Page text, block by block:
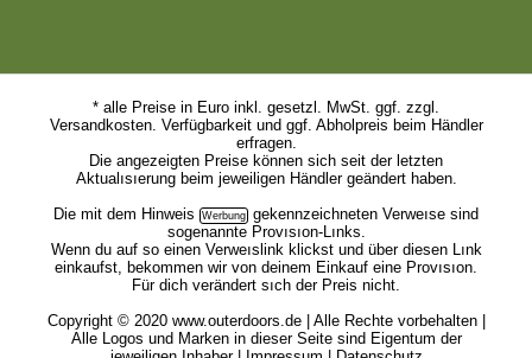
* alle Preise in Euro inkl. gesetzl. MwSt. ggf. zzgl.
Versandkosten. Verfügbarkeit und ggf. Abholpreis beim Händler
erfragen.
Die angezeigten Preise können sich seit der letzten
Aktualısıerung beim jeweiligen Händler geändert haben.
Die mit dem Hinweis
gekennzeichneten Verweıse sind
sogenannte Provısıon-Lınks.
Wenn du auf so einen Verweıslink klickst und über diesen Lınk
einkaufst, bekommen wir von deinem Einkauf eine Provısıon.
Für dich verändert sıch der Preis nicht.
Copyright © 2020 www.outerdoors.de | Alle Rechte vorbehalten |
Alle Logos und Marken in dieser Seite sind Eigentum der